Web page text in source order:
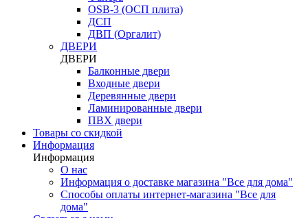
OSB-3 (ОСП плита)
ДСП
ДВП (Оргалит)
ДВЕРИ
ДВЕРИ
Балконные двери
Входные двери
Деревянные двери
Ламинированные двери
ПВХ двери
Товары со скидкой
Информация
Информация
О нас
Информация о доставке магазина "Все для дома"
Способы оплаты интернет-магазина "Все для
дома"